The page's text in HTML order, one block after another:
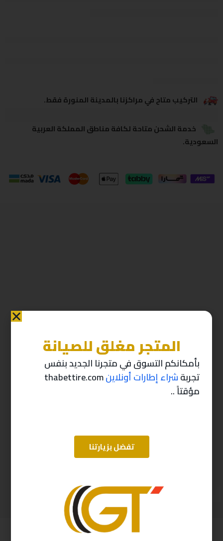
التركيب متاح في مراكزنا بالمدينة المنورة فقط.
خدمة الشحن متاحة لكافة مناطق المملكة العربية
السعودية.
منتجات ذات صله
( شامل الضريبة )
-10%
276ر.س 248
المتجر مغلق للصيانة
بأمكانكم التسوق في متجرنا الجديد بنفس
تجربةشراء إطارات أونلاينthabettire.com
مؤقتاً ..
تفضل بزيارتنا